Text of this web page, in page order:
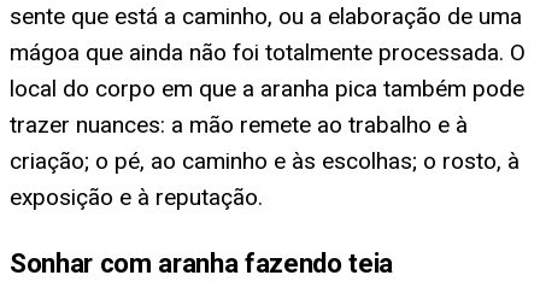
sente que está a caminho, ou a elaboração de uma
mágoa que ainda não foi totalmente processada. O
local do corpo em que a aranha pica também pode
trazer nuances: a mão remete ao trabalho e à
criação; o pé, ao caminho e às escolhas; o rosto, à
exposição e à reputação.
Sonhar com aranha fazendo teia